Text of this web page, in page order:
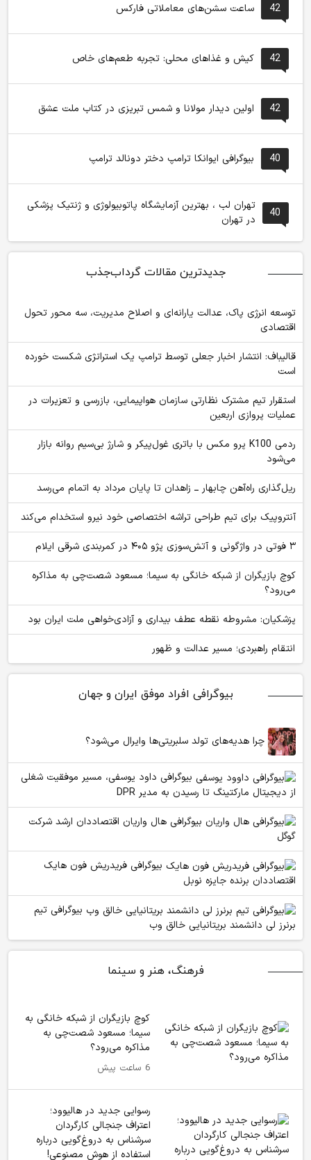
42 ساعت سشن‌های معاملاتی فارکس
42 کیش و غذاهای محلی: تجربه طعم‌های خاص
42 اولین دیدار مولانا و شمس تبریزی در کتاب ملت عشق
40 بیوگرافی ایوانکا ترامپ دختر دونالد ترامپ
40
تهران لب ، بهترین آزمایشگاه پاتوبیولوژی و ژنتیک پزشکی
در تهران
جدیدترین مقالات گرداب‌جذب
توسعه انرژی پاک، عدالت یارانه‌ای و اصلاح مدیریت، سه محور تحول
اقتصادی
قالیباف: انتشار اخبار جعلی توسط ترامپ یک استراتژی شکست خورده
است
استقرار تیم مشترک نظارتی سازمان هواپیمایی، بازرسی و تعزیرات در
عملیات پروازی اربعین
ردمی K100 پرو مکس با باتری غول‌پیکر و شارژ بی‌سیم روانه بازار
می‌شود
ریل‌گذاری راه‌آهن چابهار ــ زاهدان تا پایان مرداد به اتمام می‌رسد
آنتروپیک برای تیم طراحی تراشه اختصاصی خود نیرو استخدام می‌کند
۳ فوتی در واژگونی و آتش‌سوزی پژو ۴۰۵ در کمربندی شرقی ایلام
کوچ بازیگران از شبکه خانگی به سیما؛ مسعود شصت‌چی به مذاکره
می‌رود؟
پزشکیان: مشروطه نقطه عطف بیداری و آزادی‌خواهی ملت ایران بود
انتقام راهبردی؛ مسیر عدالت و ظهور
بیوگرافی افراد موفق ایران و جهان
چرا هدیه‌های تولد سلبریتی‌ها وایرال می‌شود؟
بیوگرافی داود یوسفی، مسیر موفقیت شغلی
از دیجیتال مارکتینگ تا رسیدن به مدیر DPR
بیوگرافی هال واریان اقتصاددان ارشد شرکت
گوگل
بیوگرافی فریدریش فون هایک
اقتصاددان برنده جایزه نوبل
بیوگرافی تیم
برنرز لی دانشمند بریتانیایی خالق وب
فرهنگ، هنر و سینما
کوچ بازیگران از شبکه خانگی به
سیما؛ مسعود شصت‌چی به
مذاکره می‌رود؟
6 ساعت پیش
رسوایی جدید در هالیوود؛
اعتراف جنجالی کارگردان
سرشناس به دروغ‌گویی درباره
استفاده از هوش مصنوعی!